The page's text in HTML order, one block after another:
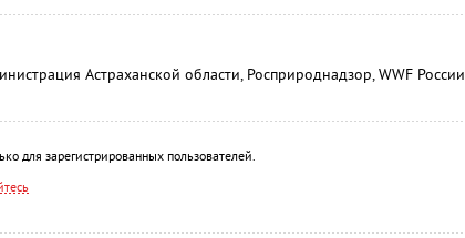
Астраханской области, Росприроднадзор, WWF России
для зарегистрированных пользователей.